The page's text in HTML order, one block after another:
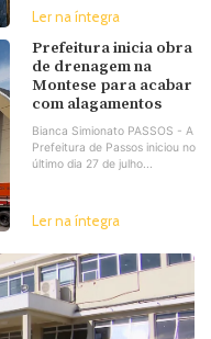
Ler na íntegra
Prefeitura inicia obra
de drenagem na
Montese para acabar
com alagamentos
Bianca Simionato PASSOS - A
Prefeitura de Passos iniciou no
último dia 27 de julho...
Ler na íntegra